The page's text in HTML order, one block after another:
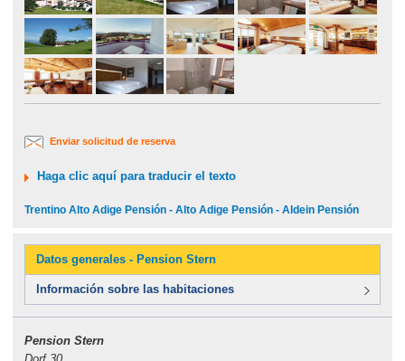
Enviar solicitud de reserva
Haga clic aquí para traducir el texto
Trentino Alto Adige Pensión - Alto Adige Pensión - Aldein Pensión
Datos generales - Pension Stern
Información sobre las habitaciones
Pension Stern